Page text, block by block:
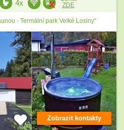
4x
ZDE
- Termální park Velké Losiny“
Zobrazit kontakty